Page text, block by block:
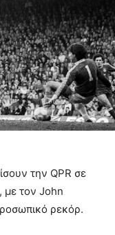
την QPR σε
με τον John
ρεκόρ.